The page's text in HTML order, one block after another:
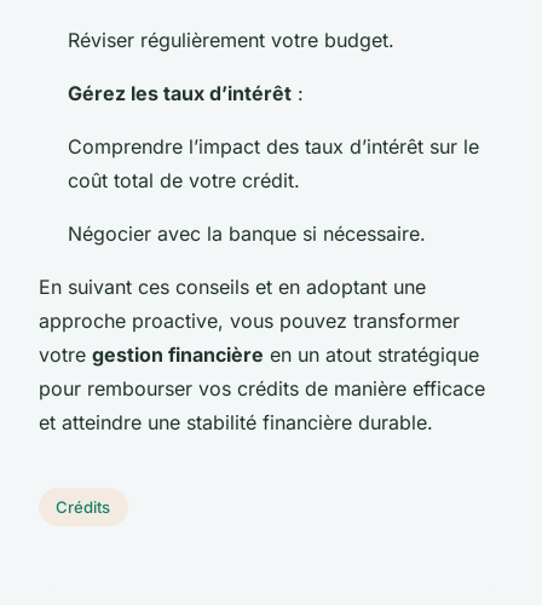
Réviser régulièrement votre budget.
Gérez les taux d’intérêt :
Comprendre l’impact des taux d’intérêt sur le
coût total de votre crédit.
Négocier avec la banque si nécessaire.
En suivant ces conseils et en adoptant une
approche proactive, vous pouvez transformer
votre gestion financière en un atout stratégique
pour rembourser vos crédits de manière efficace
et atteindre une stabilité financière durable.
Crédits